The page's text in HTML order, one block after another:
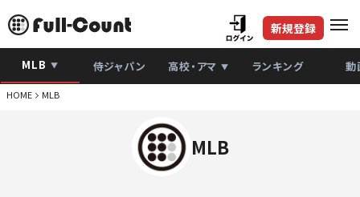
新規登録
MLB 侍ジャパン 高校・アマ ランキング 動
HOME MLB
MLB